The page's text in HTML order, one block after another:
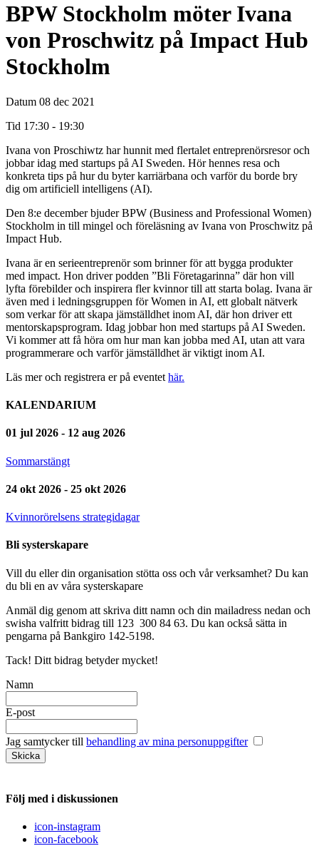
BPW Stockholm möter Ivana
von Proschwitz på Impact Hub
Stockholm
Datum 08 dec 2021
Tid 17:30 - 19:30
Ivana von Proschiwtz har hunnit med flertalet entreprenörsresor och
jobbar idag med startups på AI Sweden. Hör hennes resa och
konkreta tips på hur du byter karriärbana och varför du borde bry
dig om artificiell intelligens (AI).
Den 8:e december bjuder BPW (Business and Professional Women)
Stockholm in till mingel och föreläsning av Ivana von Proschwitz på
Impact Hub.
Ivana är en serieentreprenör som brinner för att bygga produkter
med impact. Hon driver podden ”Bli Företagarinna” där hon vill
lyfta förebilder och inspirera fler kvinnor till att starta bolag. Ivana är
även med i ledningsgruppen för Women in AI, ett globalt nätverk
som verkar för att skapa jämställdhet inom AI, där hon driver ett
mentorskapsprogram. Idag jobbar hon med startups på AI Sweden.
Vi kommer att få höra om hur man kan jobba med AI, utan att vara
programmerare och varför jämställdhet är viktigt inom AI.
Läs mer och registrera er på eventet här.
KALENDARIUM
01 jul 2026 - 12 aug 2026
Sommarstängt
24 okt 2026 - 25 okt 2026
Kvinnorörelsens strategidagar
Bli systerskapare
Vill du eller din organisation stötta oss och vår verksamhet? Du kan
du bli en av våra systerskapare
Anmäl dig genom att skriva ditt namn och din mailadress nedan och
swisha valfritt bidrag till 123 300 84 63. Du kan också sätta in
pengarna på Bankgiro 142-5198.
Tack! Ditt bidrag betyder mycket!
Namn
E-post
Jag samtycker till behandling av mina personuppgifter
Följ med i diskussionen
icon-instagram
icon-facebook